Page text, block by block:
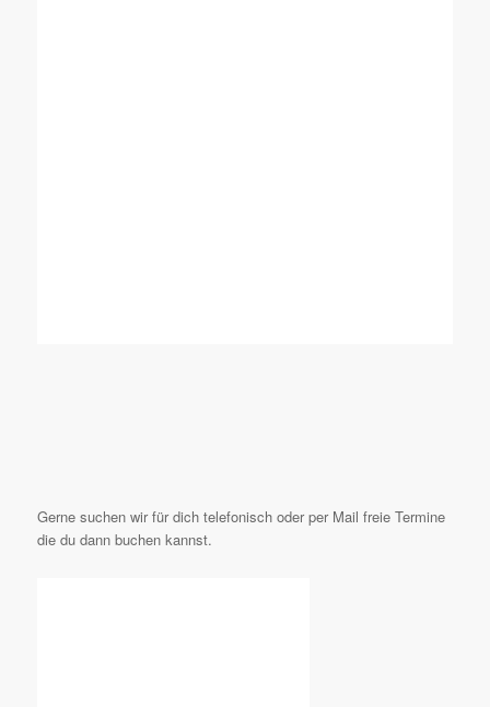
Gerne suchen wir für dich telefonisch oder per Mail freie Termine
die du dann buchen kannst.